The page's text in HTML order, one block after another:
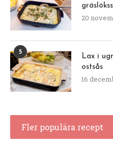
20
5
Lax i
ostsås
16
Fler populära recept